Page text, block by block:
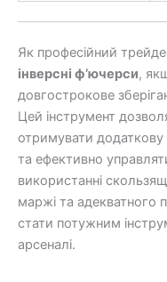
Як професійний
інверсні ф’ючерси,
довгострокове
Цей інструмент
отримувати додаткову
та ефективно
використанні
маржі та адекватного
стати потужним
арсеналі.